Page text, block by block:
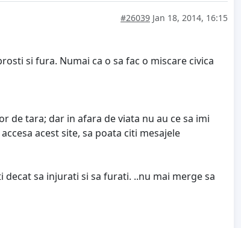
#26039 Jan 18, 2014, 16:15
si fura. Numai ca o sa fac o miscare civica
de tara; dar in afara de viata nu au ce sa imi
acest site, sa poata citi mesajele
sa injurati si sa furati. ..nu mai merge sa